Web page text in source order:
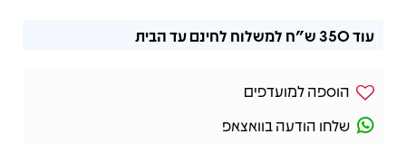
עוד350 ש"ח למשלוח לחינם עד הבית
הוספה למועדפים
שלחו הודעה בוואצאפ